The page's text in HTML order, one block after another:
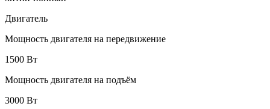
Двигатель
Мощность двигателя на передвижение
1500 Вт
Мощность двигателя на подъём
3000 Вт